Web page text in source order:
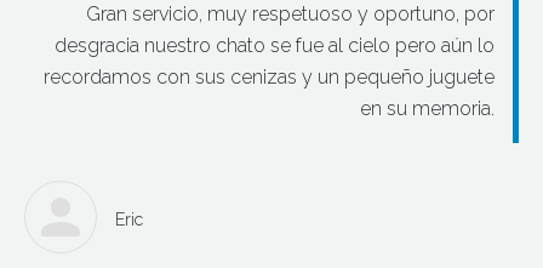
Gran servicio, muy respetuoso y oportuno, por
desgracia nuestro chato se fue al cielo pero aún lo
recordamos con sus cenizas y un pequeño juguete
en su memoria.
Eric